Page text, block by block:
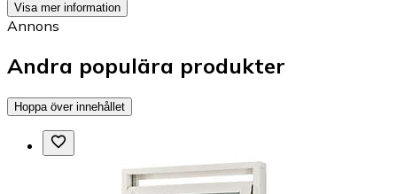
Visa mer information
Annons
Andra populära produkter
Hoppa över innehållet